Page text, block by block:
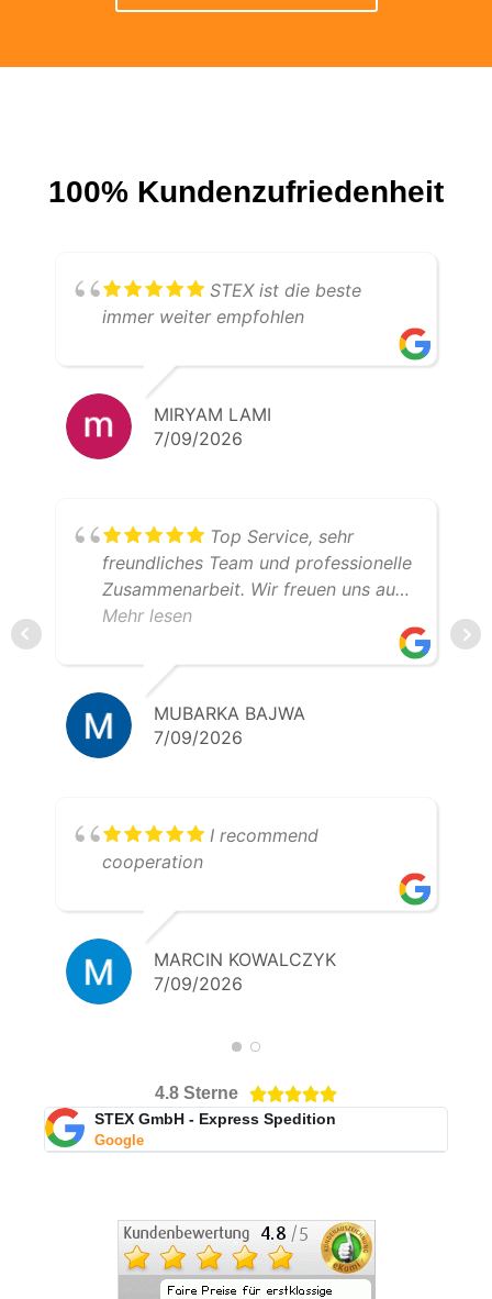
100% Kundenzufriedenheit
STEX ist die beste
immer weiter empfohlen
MIRYAM LAMI
7/09/2026
Top Service, sehr
freundliches Team und professionelle
Zusammenarbeit. Wir freuen uns auf
weitere gemeinsame Transporte.
Mehr lesen
MUBARKA BAJWA
7/09/2026
I recommend
cooperation
MARCIN KOWALCZYK
7/09/2026
4.8 Sterne 
STEX GmbH - Express Spedition
Google